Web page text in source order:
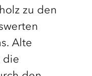
zu den
Alte
die